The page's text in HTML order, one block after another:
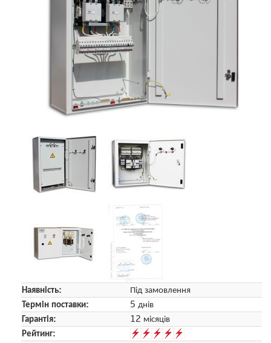
Наявність:
Під замовлення
Термін поставки:
5 днів
Гарантія:
12 місяців
Рейтинг: